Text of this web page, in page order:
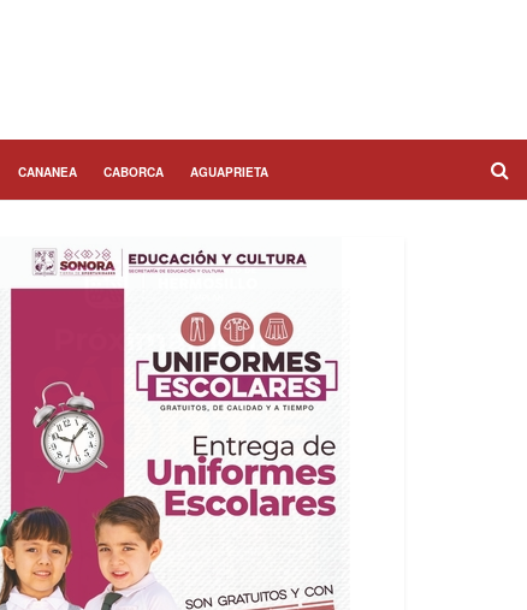
CANANEA CABORCA AGUAPRIETA